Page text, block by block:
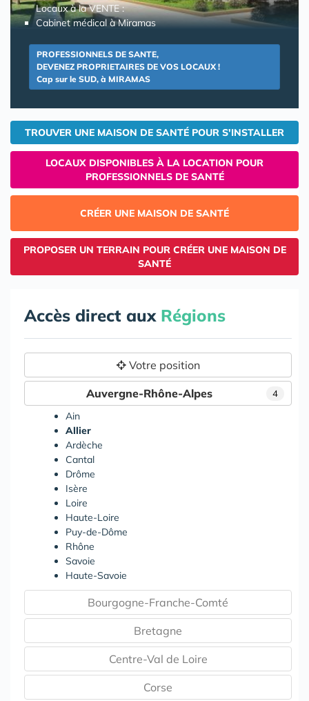
Locaux à la VENTE :
Cabinet médical à Miramas
PROFESSIONNELS DE SANTE,
DEVENEZ PROPRIETAIRES DE VOS LOCAUX !
Cap sur le SUD, à MIRAMAS
TROUVER UNE MAISON DE SANTÉ POUR S'INSTALLER
LOCAUX DISPONIBLES À LA LOCATION POUR
PROFESSIONNELS DE SANTÉ
CRÉER UNE MAISON DE SANTÉ
PROPOSER UN TERRAIN POUR CRÉER UNE MAISON DE
SANTÉ
Accès direct aux Régions
Votre position
4
Auvergne-Rhône-Alpes
Ain
Allier
Ardèche
Cantal
Drôme
Isère
Loire
Haute-Loire
Puy-de-Dôme
Rhône
Savoie
Haute-Savoie
Bourgogne-Franche-Comté
Bretagne
Centre-Val de Loire
Corse